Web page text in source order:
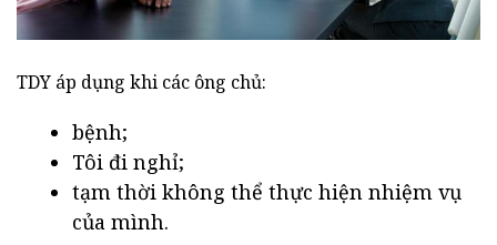
TDY áp dụng khi các ông chủ:
bệnh;
Tôi đi nghỉ;
tạm thời không thể thực hiện nhiệm vụ
của mình.